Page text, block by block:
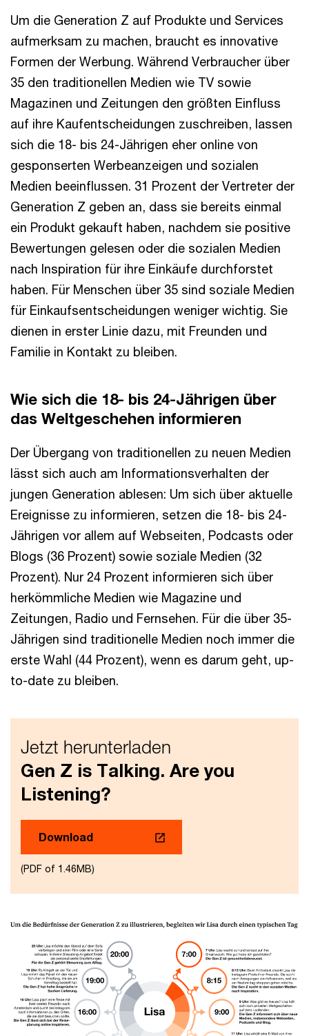
Um die Generation Z auf Produkte und Services
aufmerksam zu machen, braucht es innovative
Formen der Werbung. Während Verbraucher über
35 den traditionellen Medien wie TV sowie
Magazinen und Zeitungen den größten Einfluss
auf ihre Kaufentscheidungen zuschreiben, lassen
sich die 18- bis 24-Jährigen eher online von
gesponserten Werbeanzeigen und sozialen
Medien beeinflussen. 31 Prozent der Vertreter der
Generation Z geben an, dass sie bereits einmal
ein Produkt gekauft haben, nachdem sie positive
Bewertungen gelesen oder die sozialen Medien
nach Inspiration für ihre Einkäufe durchforstet
haben. Für Menschen über 35 sind soziale Medien
für Einkaufsentscheidungen weniger wichtig. Sie
dienen in erster Linie dazu, mit Freunden und
Familie in Kontakt zu bleiben.
Wie sich die 18- bis 24-Jährigen über
das Weltgeschehen informieren
Der Übergang von traditionellen zu neuen Medien
lässt sich auch am Informationsverhalten der
jungen Generation ablesen: Um sich über aktuelle
Ereignisse zu informieren, setzen die 18- bis 24-
Jährigen vor allem auf Webseiten, Podcasts oder
Blogs (36 Prozent) sowie soziale Medien (32
Prozent). Nur 24 Prozent informieren sich über
herkömmliche Medien wie Magazine und
Zeitungen, Radio und Fernsehen. Für die über 35-
Jährigen sind traditionelle Medien noch immer die
erste Wahl (44 Prozent), wenn es darum geht, up-
to-date zu bleiben.
Jetzt herunterladen
Gen Z is Talking. Are you
Listening?
Download
(PDF of 1.46MB)